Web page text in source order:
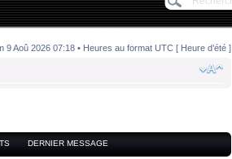
9 Aoû 2026 07:18 • Heures au format UTC [ Heure d’été ]
DERNIER MESSAGE